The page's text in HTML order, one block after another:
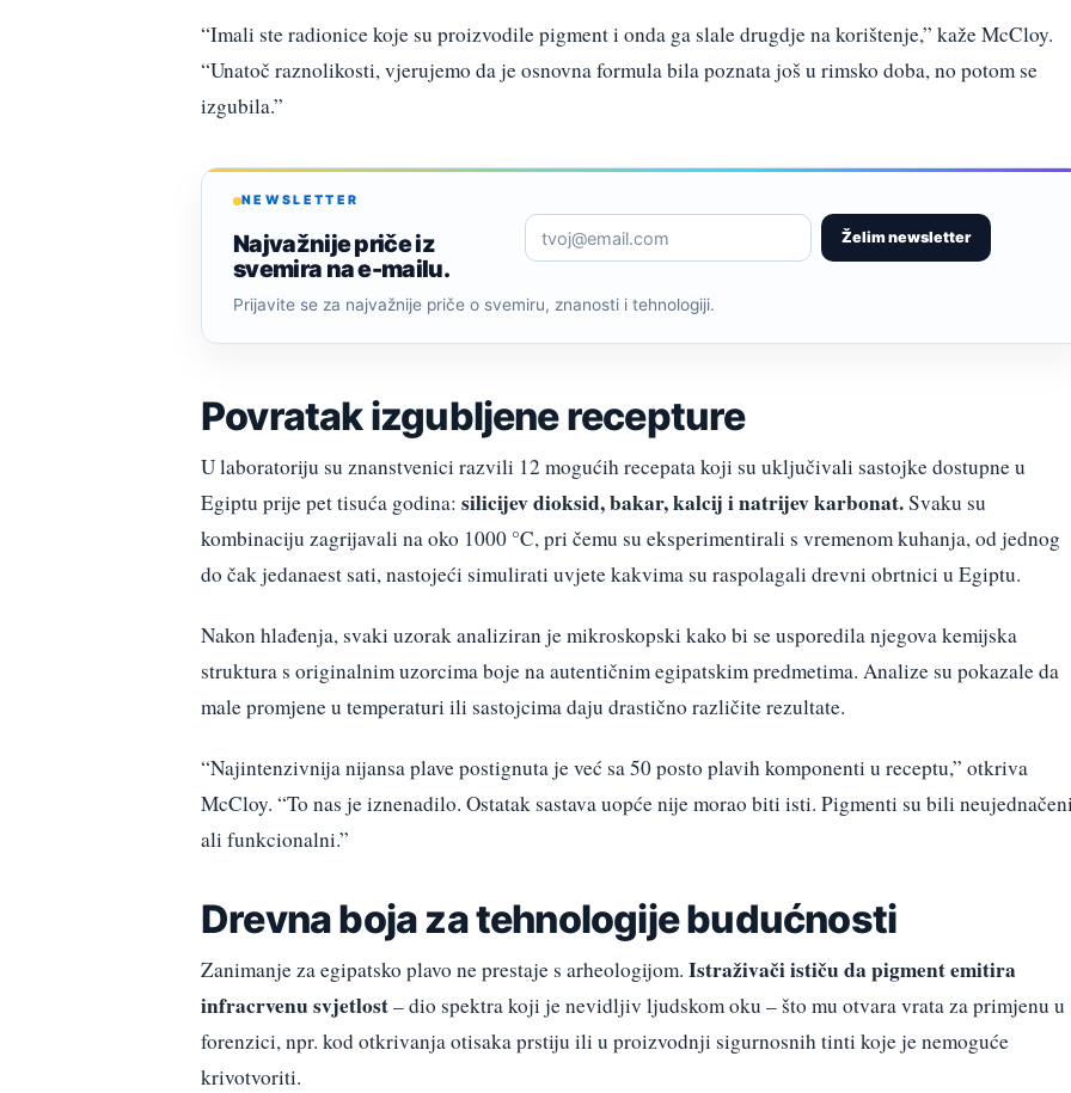
“Imali ste radionice koje su proizvodile pigment i onda ga slale drugdje na korištenje,” kaže McCloy.
“Unatoč raznolikosti, vjerujemo da je osnovna formula bila poznata još u rimsko doba, no potom se
izgubila.”
NEWSLETTER
Najvažnije priče iz
svemira na e-mailu.
Želim newsletter
Prijavite se za najvažnije priče o svemiru, znanosti i tehnologiji.
Povratak izgubljene recepture
U laboratoriju su znanstvenici razvili 12 mogućih recepata koji su uključivali sastojke dostupne u
Egiptu prije pet tisuća godina: silicijev dioksid, bakar, kalcij i natrijev karbonat.Svaku su
kombinaciju zagrijavali na oko 1000 °C, pri čemu su eksperimentirali s vremenom kuhanja, od jednog
do čak jedanaest sati, nastojeći simulirati uvjete kakvima su raspolagali drevni obrtnici u Egiptu.
Nakon hlađenja, svaki uzorak analiziran je mikroskopski kako bi se usporedila njegova kemijska
struktura s originalnim uzorcima boje na autentičnim egipatskim predmetima. Analize su pokazale da
male promjene u temperaturi ili sastojcima daju drastično različite rezultate.
“Najintenzivnija nijansa plave postignuta je već sa 50 posto plavih komponenti u receptu,” otkriva
McCloy. “To nas je iznenadilo. Ostatak sastava uopće nije morao biti isti. Pigmenti su bili
ali funkcionalni.”
Drevna boja za tehnologije budućnosti
Zanimanje za egipatsko plavo ne prestaje s arheologijom. Istraživači ističu da pigment emitira
infracrvenu svjetlost– dio spektra koji je nevidljiv ljudskom oku – što mu otvara vrata za primjenu u
forenzici, npr. kod otkrivanja otisaka prstiju ili u proizvodnji sigurnosnih tinti koje je nemoguće
krivotvoriti.